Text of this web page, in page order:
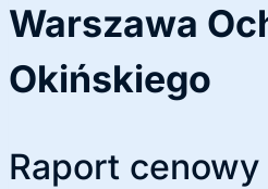
Warszawa
Okińskiego
Raport